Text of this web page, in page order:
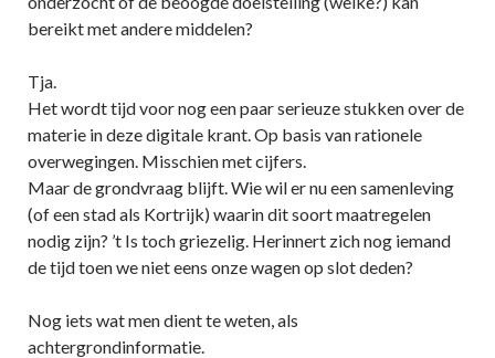
bereikt met andere middelen?
Tja.
Het wordt tijd voor nog een paar serieuze stukken over de
materie in deze digitale krant. Op basis van rationele
overwegingen. Misschien met cijfers.
Maar de grondvraag blijft. Wie wil er nu een samenleving
(of een stad als Kortrijk) waarin dit soort maatregelen
nodig zijn? ’t Is toch griezelig. Herinnert zich nog iemand
de tijd toen we niet eens onze wagen op slot deden?
Nog iets wat men dient te weten, als
achtergrondinformatie.